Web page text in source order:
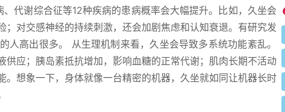
代谢综合征等12种疾病的患病概率会大幅提升。比如，久坐会
对交感神经的持续刺激，还会加剧焦虑和认知衰退。有研究发
高出很多。 从生理机制来看，久坐会导致多系统功能紊乱。
应；胰岛素抵抗增加，影响血糖的正常代谢；肌肉长期不活动
想象一下，身体就像一台精密的机器，久坐就如同让机器长时